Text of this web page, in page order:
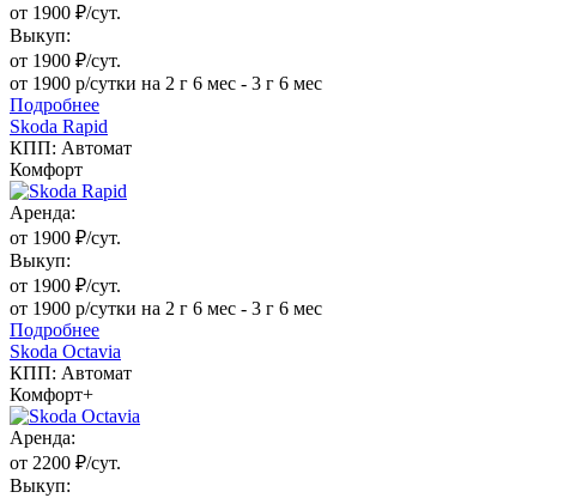
от 1900 ₽/сут.
Выкуп:
от 1900 ₽/сут.
от 1900 р/сутки на 2 г 6 мес - 3 г 6 мес
Подробнее
Skoda Rapid
КПП: Автомат
Комфорт
Аренда:
от 1900 ₽/сут.
Выкуп:
от 1900 ₽/сут.
от 1900 р/сутки на 2 г 6 мес - 3 г 6 мес
Подробнее
Skoda Octavia
КПП: Автомат
Комфорт+
Аренда:
от 2200 ₽/сут.
Выкуп: